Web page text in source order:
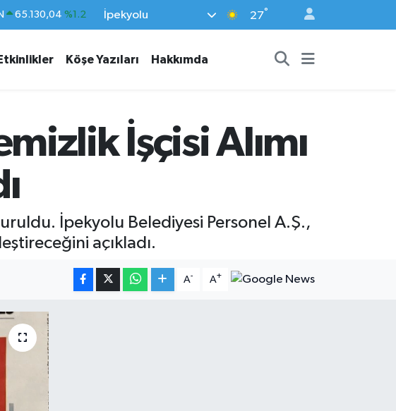
47,7106 %0.17
64,4046 %0.35
65.130,04 %1.2
İpekyolu 27°
Köşe Yazıları Hakkımda
İşçisi Alımı
İpekyolu Belediyesi Personel A.Ş.,
açıkladı.
A- A+